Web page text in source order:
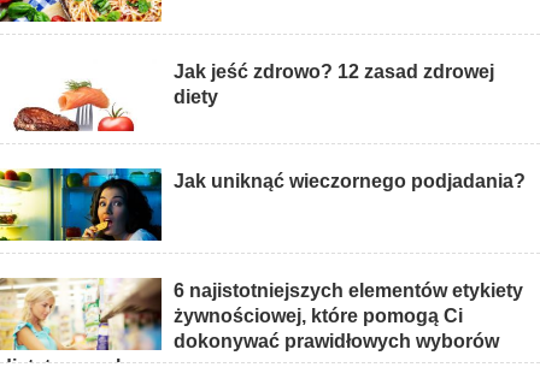
Jak jeść zdrowo? 12 zasad zdrowej
diety
Jak uniknąć wieczornego podjadania?
6 najistotniejszych elementów etykiety
żywnościowej, które pomogą Ci
dokonywać prawidłowych wyborów
dietetycznych